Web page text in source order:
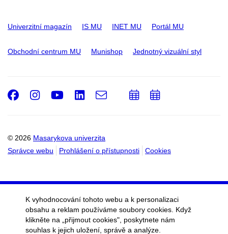
Univerzitní magazín IS MU INET MU Portál MU
Obchodní centrum MU Munishop Jednotný vizuální styl
© 2026 Masarykova univerzita
Správce webu
Prohlášení o přístupnosti Cookies
Facebook
Instagram
Youtube
LinkedIn
e-
PřidatPřidat
K vyhodnocování tohoto webu a k personalizaci
obsahu a reklam používáme soubory cookies. Když
klikněte na „přijmout cookies", poskytnete nám
souhlas k jejich uložení, správě a analýze.